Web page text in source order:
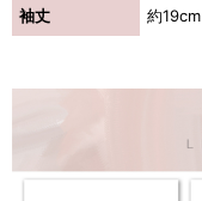
袖丈 約19cm